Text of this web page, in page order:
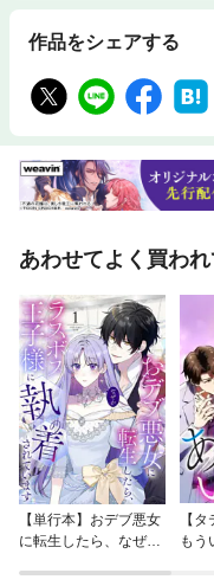
作品をシェアする
あわせてよく買わ
【単行本】おデブ悪女
に転生したら、なぜか
【
もう